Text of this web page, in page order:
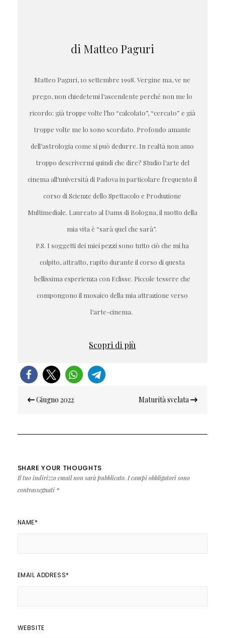
di Matteo Paguri
Matteo Paguri, 10 settembre 1998. Vergine ma, ve ne
prego, non chiedetemi l’ascendente perché non me lo
ricordo: già troppe volte l’ho “calcolato”, “cercato” e già
troppe volte me lo sono scordato. Profondo amante
dell’astrologia come si può dedurre. In realtà non amo
troppo descrivermi quindi che dire? Studio l’arte del
cinema all’università di Padova in particolare frequento il
corso di Scienze dello Spettacolo e Produzione
Multimediale. Laureato al Dams di Bologna, il motto della
mia vita è “sarà quel che sarà”.
P.S. I soggetti dei miei pezzi sono tutto ciò che mi ha
colpito, attratto, rapito durante il corso di questa
bellissima esperienza con Eclisse. Piccole tessere che
compongono il mosaico della mia attrazione verso
l’arte-cinema.
Scopri di più
Navigazione
Giugno 2022 Maturità svelata
SHARE YOUR THOUGHTS
Il tuo indirizzo email non sarà pubblicato. I campi obbligatori sono
contrassegnati *
NAME*
EMAIL ADDRESS*
WEBSITE